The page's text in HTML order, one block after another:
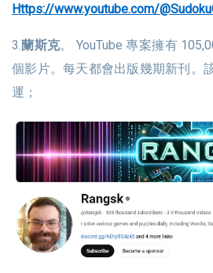
https://www.youtube.com/
3. 蘭斯克。 YouTube 專案擁有
個影片。每天都會出版幾期新刊。
運；